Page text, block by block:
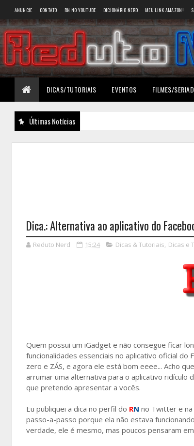
ANUNCIE CONTATO RN NO YOUTUBE DICIONÁRIO NERD MEU LINK AMAZON!
DICAS/TUTORIAIS EVENTOS FILMES/
Últimas Notícias
Dica.: Alternativa ao aplicativo do
Reduto Nerd 15:24 Dicas & Tutoriais, Dicas e
Quem possui um iGadget e não consegue ficar
funcionalidades essenciais no aplicativo oficial
zero e ZÁS, e agora ele está bom eeee... Acho
arrumar uma alternativa para o aplicativo ridículo
que pretendo apresentar a vocês.
Eu publiquei a dica no perfil do RN no Twitter e na
passo-a-passo porque ela não estava
verdade, ele é mesmo, mas poucos pensaram